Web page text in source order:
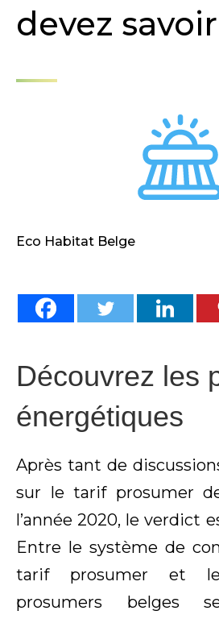
devez
Eco Habitat Belge
Découvrez les
énergétiques
Après tant de
sur le tarif prosumer
l’année 2020, le verdict
Entre le système de
tarif prosumer et
prosumers belges